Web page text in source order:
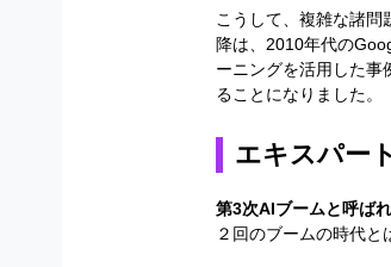
こうして、複雑な諸問
降は、 2010年代の
ーニングを活用した事
ることになりました。
エキスパー
第3次AIブームと呼ば
２回のブームの時代と